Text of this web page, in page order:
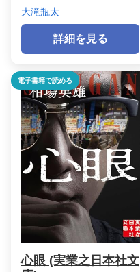
大滝瓶太
詳細を見る
電子書籍で読める
心眼 (実業之日本社文